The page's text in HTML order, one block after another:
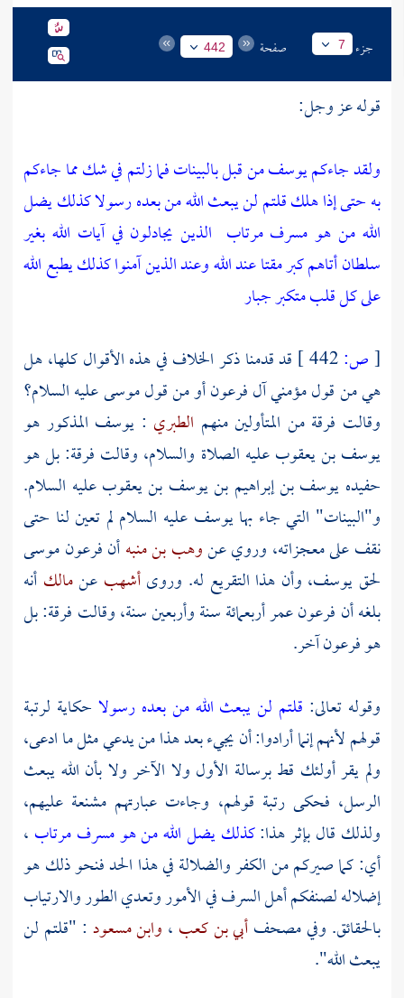
جزء 7 صفحة 442
قوله عز وجل:
ولقد جاءكم يوسف من قبل بالبينات فما زلتم في شك مما جاءكم
به حتى إذا هلك قلتم لن يبعث الله من بعده رسولا كذلك يضل
الله من هو مسرف مرتاب الذين يجادلون في آيات الله بغير
سلطان أتاهم كبر مقتا عند الله وعند الذين آمنوا كذلك يطبع الله
على كل قلب متكبر جبار
[ص:
قد قدمنا ذكر الخلاف في هذه الأقوال كلها، هل
هي من قول مؤمني آل فرعون أو من قولموسىعليه السلام؟
وقالت فرقة من المتأولين منهم الطبري : يوسف المذكور هو
يوسف بن يعقوبعليه الصلاة والسلام، وقالت فرقة: بل هو
حفيده يوسف بن إبراهيم بن يوسف بن يعقوبعليه السلام.
و"البينات" التي جاء بهايوسف عليه السلام لم تعين لنا حتى
نقف على معجزاته، وروي عنوهب بن منبهأنفرعونموسى
لحقيوسف، وأن هذا التقريع له. وروىأشهب عنمالك أنه
بلغه أن فرعونعمر أربعمائة سنة وأربعين سنة، وقالت فرقة: بل
هوفرعونآخر.
وقوله تعالى: قلتم لن يبعث الله من بعده رسولا حكاية لرتبة
قولهم لأنهم إنما أرادوا: أن يجيء بعد هذا من يدعي مثل ما ادعى،
ولم يقر أولئك قط برسالة الأول ولا الآخر ولا بأن الله يبعث
الرسل، فحكى رتبة قولهم، وجاءت عبارتهم مشنعة عليهم،
ولذلك قال بإثر هذا:كذلك يضل الله من هو مسرف مرتاب ،
أي: كما صيركم من الكفر والضلالة في هذا الحد فنحو ذلك هو
إضلاله لصنفكم أهل السرف في الأمور وتعدي الطور والارتياب
بالحقائق. وفي مصحفأبي بن كعب ، وابن مسعود : "قلتم لن
يبعث الله".